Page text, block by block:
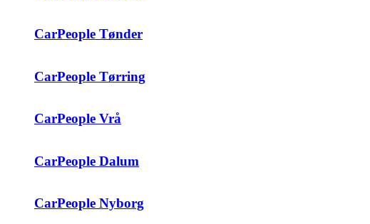
CarPeople Tønder
CarPeople Tørring
CarPeople Vrå
CarPeople Dalum
CarPeople Nyborg